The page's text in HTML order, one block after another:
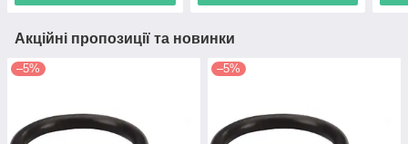
Акційні пропозиції та новинки
–5% –5%